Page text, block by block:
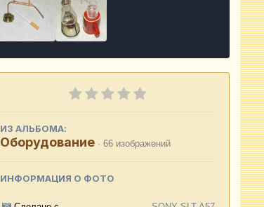
ИЗ АЛЬБОМА:
Оборудование · 66 изображений
ИНФОРМАЦИЯ О ФОТО